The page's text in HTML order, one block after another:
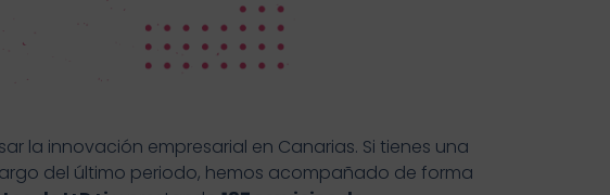
la innovación empresarial en Canarias. Si tienes una
del último periodo, hemos acompañado de forma